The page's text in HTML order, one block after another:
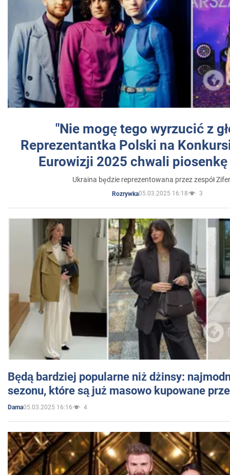
"Nie mogę tego wyrzucić z
Reprezentantka Polski na
Eurowizji 2025 chwali
Ukraina będzie reprezentowana przez zespół
Rozrywka05.03.2025 16:18 3
Będą bardziej popularne niż dżinsy:
sezonu, które są już masowo kupowane
Dama05.03.2025 16:16 4